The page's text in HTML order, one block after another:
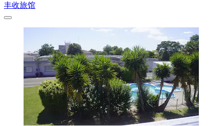
丰收旅馆